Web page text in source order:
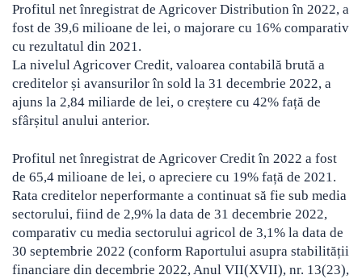
Profitul net înregistrat de Agricover Distribution în 2022, a
fost de 39,6 milioane de lei, o majorare cu 16% comparativ
cu rezultatul din 2021.
La nivelul Agricover Credit, valoarea contabilă brută a
creditelor și avansurilor în sold la 31 decembrie 2022, a
ajuns la 2,84 miliarde de lei, o creștere cu 42% față de
sfârșitul anului anterior.
Profitul net înregistrat de Agricover Credit în 2022 a fost
de 65,4 milioane de lei, o apreciere cu 19% față de 2021.
Rata creditelor neperformante a continuat să fie sub media
sectorului, fiind de 2,9% la data de 31 decembrie 2022,
comparativ cu media sectorului agricol de 3,1% la data de
30 septembrie 2022 (conform Raportului asupra stabilității
financiare din decembrie 2022, Anul VII(XVII), nr. 13(23),